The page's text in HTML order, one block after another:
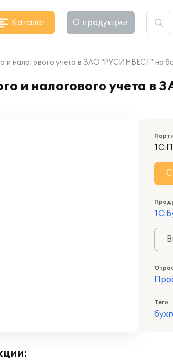
Каталог О продукции
и налогового учета в ЗАО "РУСИНВЕСТ" на
и налогового учета
Теги